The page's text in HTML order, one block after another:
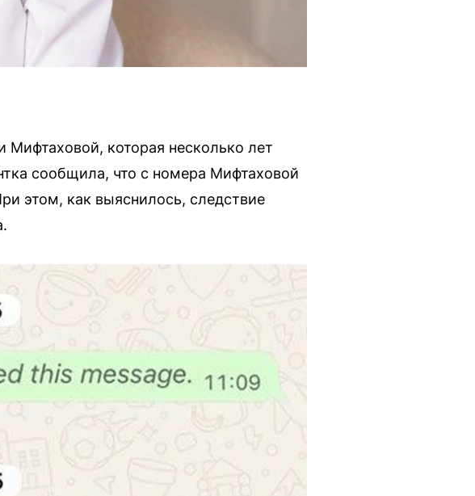
Мифтаховой, которая несколько лет
сообщила, что с номера Мифтаховой
этом, как выяснилось, следствие